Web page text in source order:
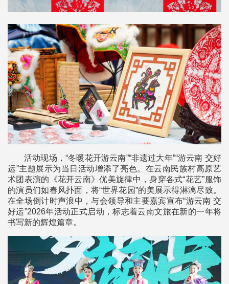
活动现场，“冬暖花开游云南”“非遗过大年”“游云南 交好
运”主题展示为当日活动增添了亮色。在云南民族村高原艺
术团表演的《花开云南》优美旋律中，身穿各式“花艺”服饰
的演员们如春风扑面，将“世界花园”的美展示得淋漓尽致。
在全场倒计时声浪中，与会领导和主要嘉宾宣布“游云南 交
好运”2026年活动正式启动，标志着云南文旅在新的一年将
书写新的辉煌篇章。